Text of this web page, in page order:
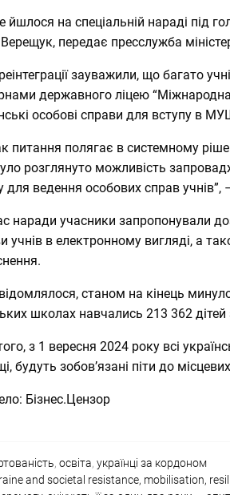
йшлося на спеціальній нараді під
Верещук, передає пресслужба
зауважили, що багато
державного ліцею
особові справи для вступу в
питання полягає в системному
розглянуто можливість
для ведення особових справ учнів”,
наради учасники запропонували
учнів в електронному вигляді, а
станом на кінець
школах навчались 213 362 дітей
з 1 вересня 2024 року всі
будуть зобов’язані піти до
Бізнес.Цензор
, освіта, українці за кордоном
and societal resistance, mobilisation,